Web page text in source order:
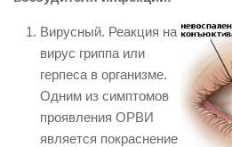
Вирусный. Реакция на
вирус гриппа или
герпеса в организме.
Одним из симптомов
проявления ОРВИ
является покраснение